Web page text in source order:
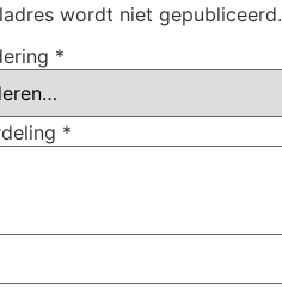
wordt niet gepubliceerd.
*
*